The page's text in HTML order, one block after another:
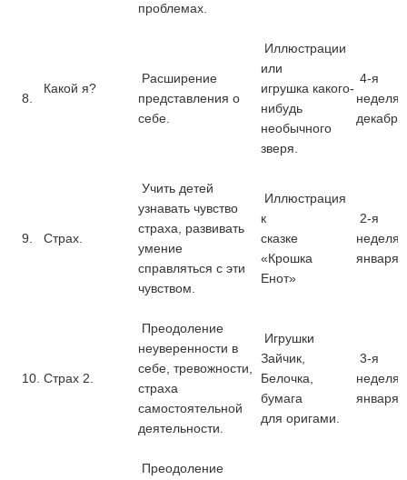
проблемах.
8.
Какой я?
Расширение
представления о
себе.
Иллюстрации
или
игрушка какого-
нибудь
необычного
зверя.
4-я
неделя
декабря
9. Страх.
Учить детей
узнавать чувство
страха, развивать
умение
справляться с эти
чувством.
Иллюстрация
к
сказке
«Крошка
Енот»
2-я
неделя
января
10. Страх 2.
Преодоление
неуверенности в
себе, тревожности,
страха
самостоятельной
деятельности.
Игрушки
Зайчик,
Белочка,
бумага
для оригами.
3-я
неделя
января
Преодоление